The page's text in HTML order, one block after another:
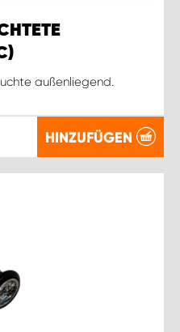
außenliegend.
HINZUFÜGEN